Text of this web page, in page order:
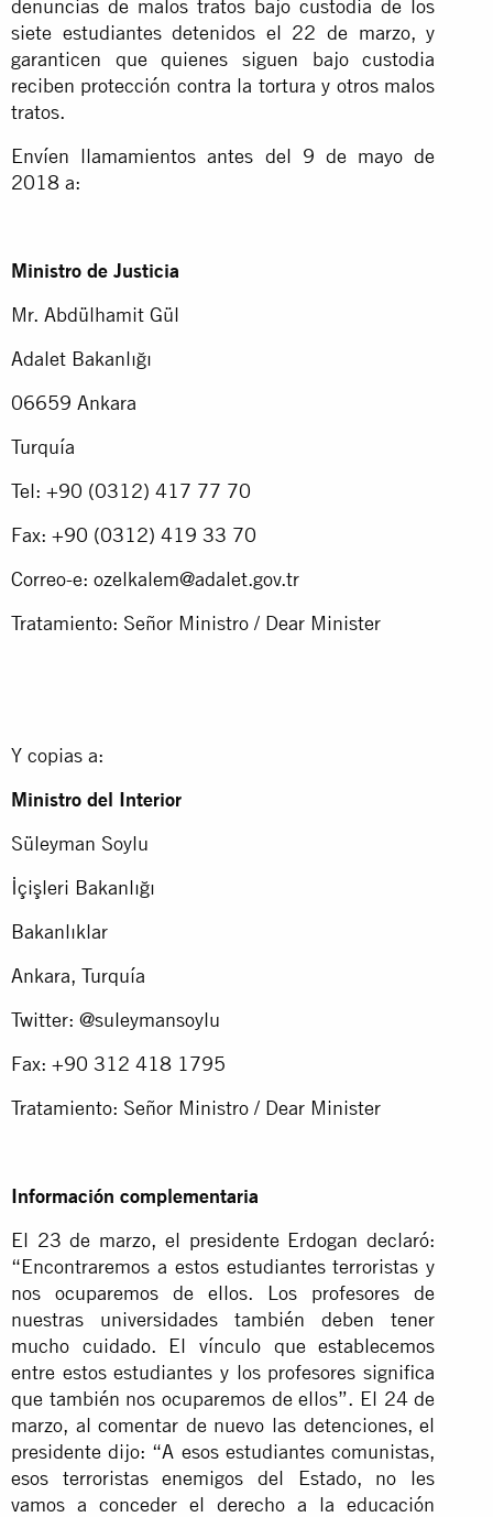
denuncias de malos tratos bajo custodia de los
siete estudiantes detenidos el 22 de marzo, y
garanticen que quienes siguen bajo custodia
reciben protección contra la tortura y otros malos
tratos.
Envíen llamamientos antes del 9 de mayo de
2018 a:
Ministro de Justicia
Mr. Abdülhamit Gül
Adalet Bakanlığı
06659 Ankara
Turquía
Tel: +90 (0312) 417 77 70
Fax: +90 (0312) 419 33 70
Correo-e: ozelkalem@adalet.gov.tr
Tratamiento: Señor Ministro / Dear Minister
Y copias a:
Ministro del Interior
Süleyman Soylu
İçişleri Bakanlığı
Bakanlıklar
Ankara, Turquía
Twitter: @suleymansoylu
Fax: +90 312 418 1795
Tratamiento: Señor Ministro / Dear Minister
Información complementaria
El 23 de marzo, el presidente Erdogan declaró:
“Encontraremos a estos estudiantes terroristas y
nos ocuparemos de ellos. Los profesores de
nuestras universidades también deben tener
mucho cuidado. El vínculo que establecemos
entre estos estudiantes y los profesores significa
que también nos ocuparemos de ellos”. El 24 de
marzo, al comentar de nuevo las detenciones, el
presidente dijo: “A esos estudiantes comunistas,
esos terroristas enemigos del Estado, no les
vamos a conceder el derecho a la educación